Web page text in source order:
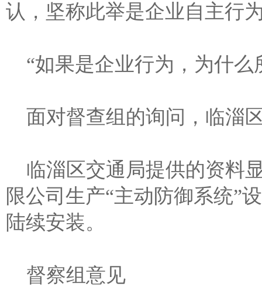
认，坚称此举是企业自主行
“如果是企业行为，为什
面对督查组的询问，临淄
临淄区交通局提供的资料
限公司生产“主动防御系统”
陆续安装。
督察组意见